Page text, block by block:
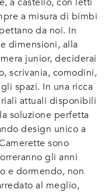
a misura di bimbi
da noi. In
dimensioni, alla
junior, deciderai
scrivania, comodini,
spazi. In una ricca
attuali disponibili
soluzione perfetta
design unico a
sono
gli anni
e dormendo, non
al meglio,